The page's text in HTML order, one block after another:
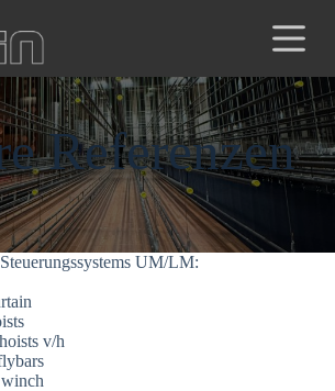
Referenzen
UM/LM:
v/h